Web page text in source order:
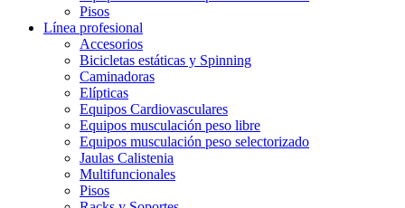
Pisos
Línea profesional
Accesorios
Bicicletas estáticas y Spinning
Caminadoras
Elípticas
Equipos Cardiovasculares
Equipos musculación peso libre
Equipos musculación peso selectorizado
Jaulas Calistenia
Multifuncionales
Pisos